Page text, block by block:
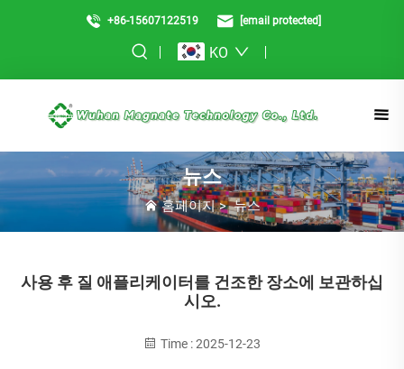
+86-15607122519 [email protected]
KO
뉴스
홈페이지>뉴스
사용 후 질 애플리케이터를 건조한 장소에 보관하십
시오.
Time : 2025-12-23